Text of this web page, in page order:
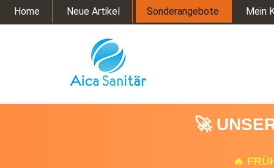
🚀
🔥
Home Neue Artikel Sonderangebote Mein